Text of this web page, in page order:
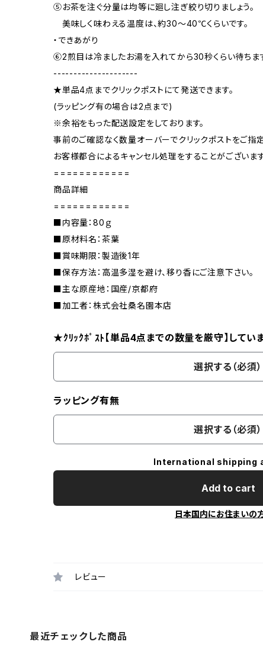
⑤お茶を注ぐ分量は均等に廻し注ぎ絞り切りましょう。
美味しく味わえる温度は、約30～40℃くらいです。
・できあがり
⑥2煎目は冷ましたお湯を入れてから30秒くらい待ちま
---------------------
★単品4点までクリックポストにて発送できます。
(ラッピング有の場合は2点まで)
※余裕をもった配送設定をしております。
事前のご確認なく数量オーバーでクリックポストをご指
お客様都合によるキャンセル処理をすることがございま
============
商品詳細
============
■内容量：80ｇ
■原材料名：茶葉
■賞味期限：製造後1年
■保存方法：高温多湿を避け、移り香にご注意下さい。
■主な原産地：国産/京都府
■加工者：株式会社桑名園本店
★ｸﾘｯｸﾎﾟｽﾄ【単品4点までの数量を厳守】してい
選択する（必須）
ラッピング有無
選択する（必須）
International shipping
Add to cart
日本国内にお住まいの
レビュー
最近チェックした商品